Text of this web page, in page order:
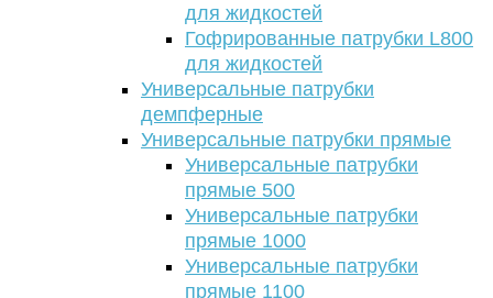
для жидкостей
Гофрированные патрубки L800
для жидкостей
Универсальные патрубки
демпферные
Универсальные патрубки прямые
Универсальные патрубки
прямые 500
Универсальные патрубки
прямые 1000
Универсальные патрубки
прямые 1100